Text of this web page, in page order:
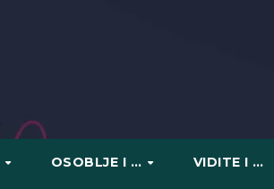
OSOBLJE I … VIDITE I …